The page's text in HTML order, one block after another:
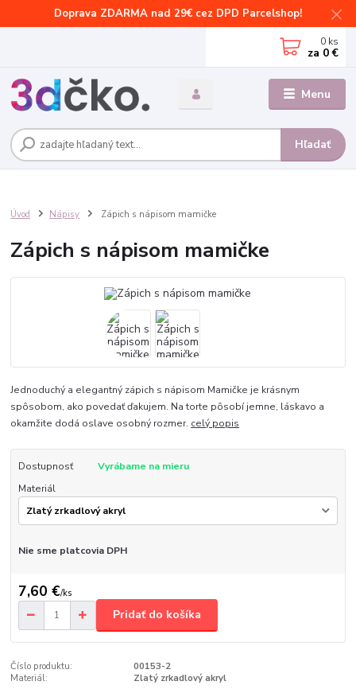
Doprava ZDARMA nad 29€ cez DPD Parcelshop!
Menu
Hľadať
0 ks
za 0 €
Úvod Nápisy Zápich s nápisom mamičke
Zápich s nápisom mamičke
Jednoduchý a elegantný zápich s nápisom Mamičke je krásnym
spôsobom, ako povedať ďakujem. Na torte pôsobí jemne, láskavo a
okamžite dodá oslave osobný rozmer. celý popis
Dostupnosť
Vyrábame na mieru
Materiál
Nie sme platcovia DPH
7,60 €/ks
Pridať do košíka
Číslo produktu:
00153-2
Materiál:
Zlatý zrkadlový akryl